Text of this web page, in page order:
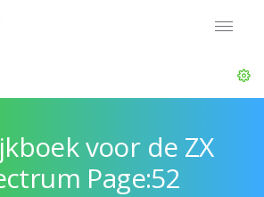
voor de ZX
Page:52